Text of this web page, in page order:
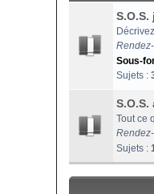
S.O.S.
Sous-
Sujets :
S.O.S.
Tout ce
Sujets :